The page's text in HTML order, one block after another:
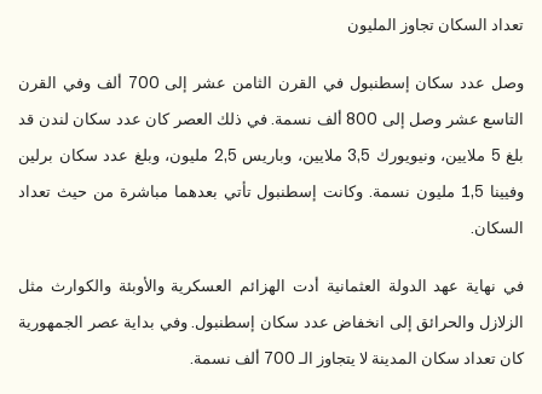
تعداد السكان تجاوز المليون
وصل عدد سكان إسطنبول في القرن الثامن عشر إلى 700 ألف وفي القرن
التاسع عشر وصل إلى 800 ألف نسمة. في ذلك العصر كان عدد سكان لندن قد
بلغ 5 ملايين، ونيويورك 3,5 ملايين، وباريس 2,5 مليون، وبلغ عدد سكان برلين
وفيينا 1,5 مليون نسمة. وكانت إسطنبول تأتي بعدهما مباشرة من حيث تعداد
السكان.
في نهاية عهد الدولة العثمانية أدت الهزائم العسكرية والأوبئة والكوارث مثل
الزلازل والحرائق إلى انخفاض عدد سكان إسطنبول. وفي بداية عصر الجمهورية
كان تعداد سكان المدينة لا يتجاوز الـ 700 ألف نسمة.